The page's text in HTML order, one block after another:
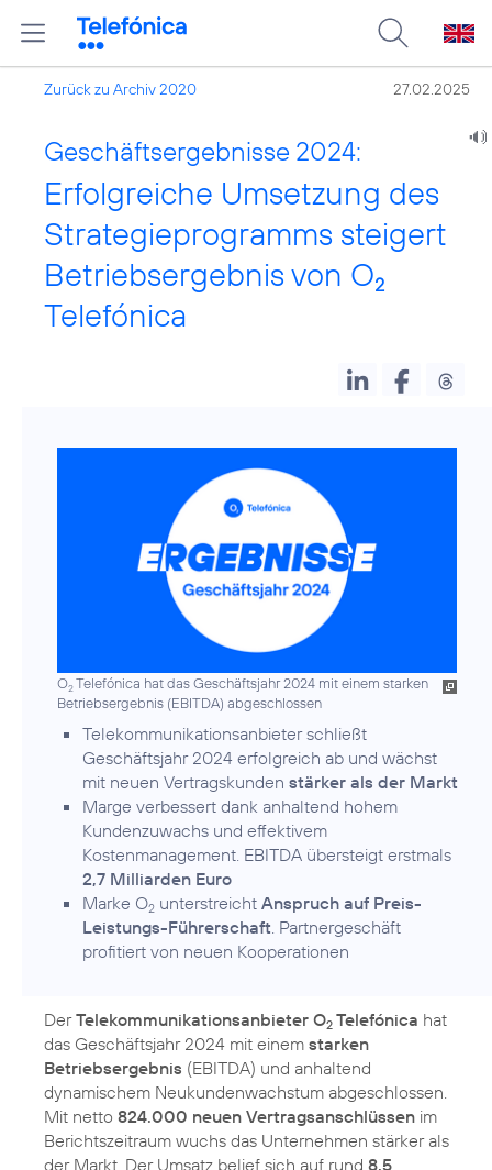
Zurück zu Archiv 2020 27.02.2025
Geschäftsergebnisse 2024:
Erfolgreiche Umsetzung des
Strategieprogramms steigert
Betriebsergebnis von O2
Telefónica
O2Telefónica hat das Geschäftsjahr 2024 mit einem starken
Betriebsergebnis (EBITDA) abgeschlossen
Telekommunikationsanbieter schließt
Geschäftsjahr 2024 erfolgreich ab und wächst
mit neuen Vertragskunden stärker als der Markt
Marge verbessert dank anhaltend hohem
Kundenzuwachs und effektivem
Kostenmanagement. EBITDA übersteigt erstmals
2,7 Milliarden Euro
Marke O2 unterstreicht Anspruch auf Preis-
Leistungs-Führerschaft. Partnergeschäft
profitiert von neuen Kooperationen
DerTelekommunikationsanbieter O2 Telefónica hat
das Geschäftsjahr 2024 mit einem starken
Betriebsergebnis (EBITDA) und anhaltend
dynamischem Neukundenwachstum abgeschlossen.
Mit netto 824.000 neuen Vertragsanschlüssen im
Berichtszeitraum wuchs das Unternehmen stärker als
der Markt. Der Umsatz belief sich auf rund 8,5